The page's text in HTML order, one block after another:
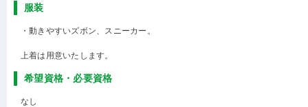
服装
・動きやすいズボン、スニーカー。
上着は用意いたします。
希望資格・必要資格
なし